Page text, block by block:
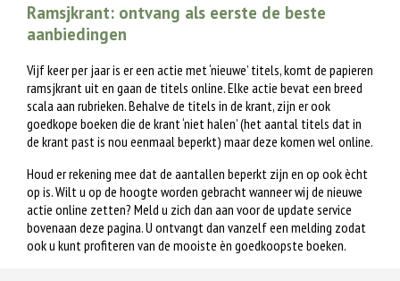
Ramsjkrant: ontvang als eerste de beste
aanbiedingen
Vijf keer per jaar is er een actie met ‘nieuwe’ titels, komt de papieren
ramsjkrant uit en gaan de titels online. Elke actie bevat een breed
scala aan rubrieken. Behalve de titels in de krant, zijn er ook
goedkope boeken die de krant ‘niet halen’ (het aantal titels dat in
de krant past is nou eenmaal beperkt) maar deze komen wel online.
Houd er rekening mee dat de aantallen beperkt zijn en op ook ècht
op is. Wilt u op de hoogte worden gebracht wanneer wij de nieuwe
actie online zetten? Meld u zich dan aan voor de update service
bovenaan deze pagina. U ontvangt dan vanzelf een melding zodat
ook u kunt profiteren van de mooiste èn goedkoopste boeken.